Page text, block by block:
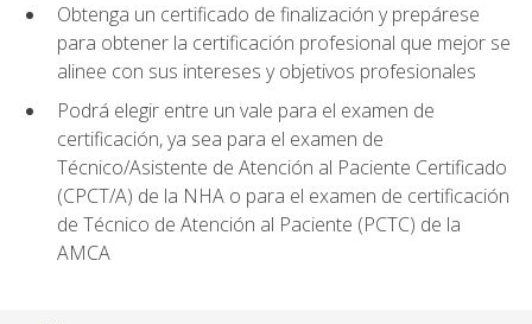
Obtenga un certificado de finalización y prepárese
para obtener la certificación profesional que mejor se
alinee con sus intereses y objetivos profesionales
Podrá elegir entre un vale para el examen de
certificación, ya sea para el examen de
Técnico/Asistente de Atención al Paciente Certificado
(CPCT/A) de la NHA o para el examen de certificación
de Técnico de Atención al Paciente (PCTC) de la
AMCA